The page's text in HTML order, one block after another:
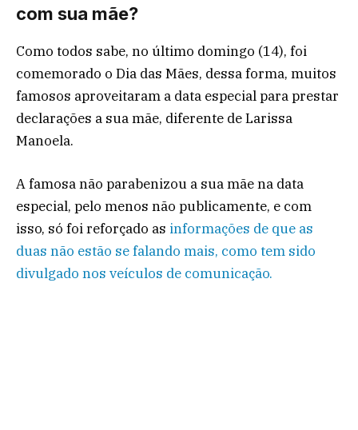
com sua mãe?
Como todos sabe, no último domingo (14), foi
comemorado o Dia das Mães, dessa forma, muitos
famosos aproveitaram a data especial para prestar
declarações a sua mãe, diferente de Larissa
Manoela.
A famosa não parabenizou a sua mãe na data
especial, pelo menos não publicamente, e com
isso, só foi reforçado as informações de que as
duas não estão se falando mais, como tem sido
divulgado nos veículos de comunicação.